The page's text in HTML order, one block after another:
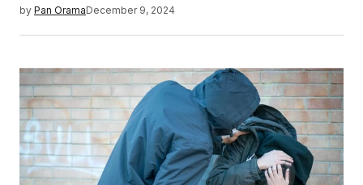
by Pan OramaDecember 9, 2024